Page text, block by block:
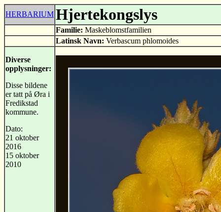
HERBARIUM Hjertekongslys
Familie: Maskeblomstfamilien
Latinsk Navn: Verbascum phlomoides
Diverse
opplysninger:
Disse bildene
er tatt på Øra i
Fredikstad
kommune.
Dato:
21 oktober
2016
15 oktober
2010